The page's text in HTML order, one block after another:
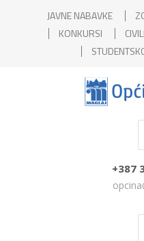
JAVNE NABAVKE
KONKURSI
+387